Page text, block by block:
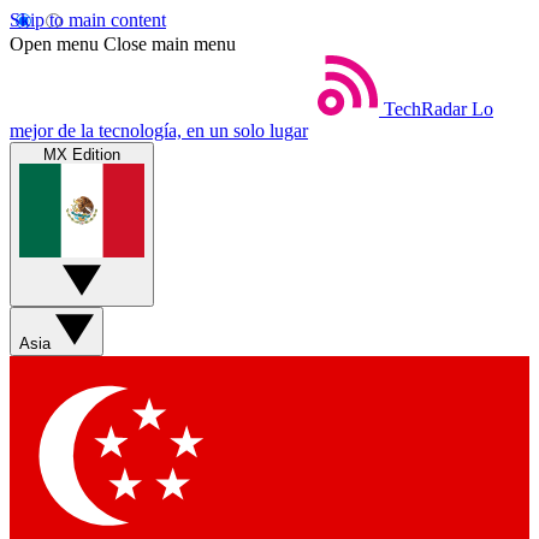
Skip to main content
Open menu Close main menu
TechRadar Lo
mejor de la tecnología, en un solo lugar
MX Edition
Asia